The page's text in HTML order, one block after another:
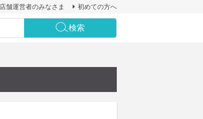
店舗運営者のみなさま 初めての方へ
検索